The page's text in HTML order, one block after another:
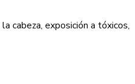
cabeza, exposición a tóxicos,